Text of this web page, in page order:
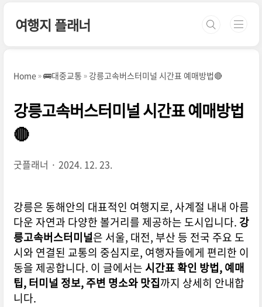
여행지 플래너
Home 🚌대중교통 강릉고속버스터미널 시간표 예매방법🔴
강릉고속버스터미널 시간표 예매방법
🔴
굿플래너 2024. 12. 23.
강릉은 동해안의 대표적인 여행지로, 사계절 내내 아름
다운 자연과 다양한 볼거리를 제공하는 도시입니다. 강
릉고속버스터미널은 서울, 대전, 부산 등 전국 주요 도
시와 연결된 교통의 중심지로, 여행자들에게 편리한 이
동을 제공합니다. 이 글에서는시간표 확인 방법, 예매
팁, 터미널 정보, 주변 명소와 맛집까지 상세히 안내합
니다.